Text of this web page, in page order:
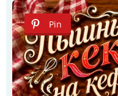
Pin